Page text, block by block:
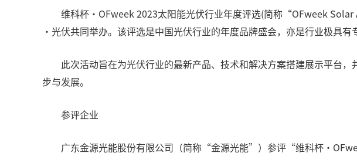
维科杯·OFweek 2023太阳能光伏行业年度评选(简称“OFweek
·光伏共同举办。该评选是中国光伏行业的年度品牌盛会，亦是行业极具
此次活动旨在为光伏行业的最新产品、技术和解决方案搭建展示平台
步与发展。
参评企业
广东金源光能股份有限公司（简称“金源光能”）参评“维科杯